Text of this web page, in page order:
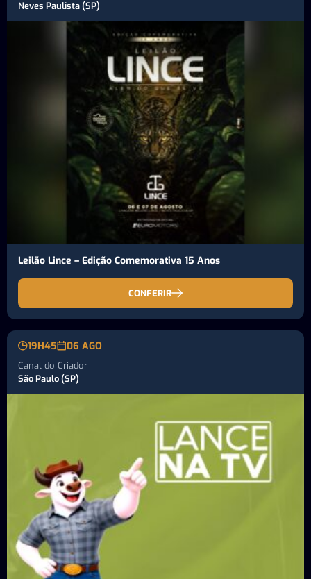
Neves Paulista (SP)
Leilão Lince – Edição Comemorativa 15 Anos
CONFERIR
19H45 06 AGO
Canal do Criador
São Paulo (SP)